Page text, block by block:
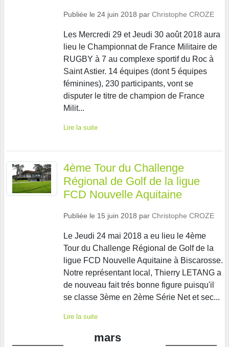
Publiée le 24 juin 2018 par Christophe CROZE
Les Mercredi 29 et Jeudi 30 août 2018 aura
lieu le Championnat de France Militaire de
RUGBY à 7 au complexe sportif du Roc à
Saint Astier. 14 équipes (dont 5 équipes
féminines), 230 participants, vont se
disputer le titre de champion de France
Milit...
Lire la suite
4ème Tour du Challenge
Régional de Golf de la ligue
FCD Nouvelle Aquitaine
Publiée le 15 juin 2018 par Christophe CROZE
Le Jeudi 24 mai 2018 a eu lieu le 4ème
Tour du Challenge Régional de Golf de la
ligue FCD Nouvelle Aquitaine à Biscarosse.
Notre représentant local, Thierry LETANG a
de nouveau fait trés bonne figure puisqu'il
se classe 3ème en 2ème Série Net et sec...
Lire la suite
mars